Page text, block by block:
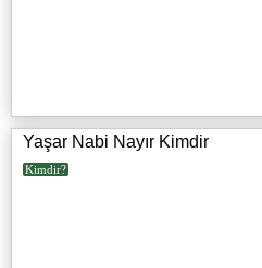
Yaşar Nabi Nayır Kimdir
Kimdir?